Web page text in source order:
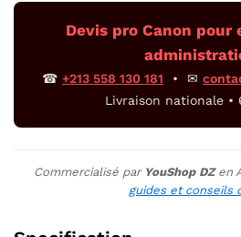
Devis pro Canon pour
☎ +213 558 130 181 • ✉
Livraison nationale •
Commercialisé par YouShop DZen
guides et conseils